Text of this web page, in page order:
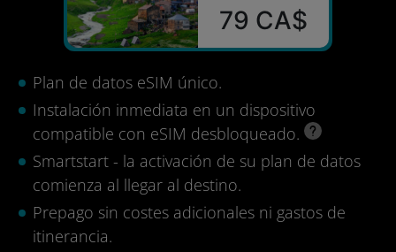
79 CA$
Plan de datos eSIM único.
Instalación inmediata en un dispositivo
compatible con eSIM desbloqueado.
Smartstart - la activación de su plan de datos
comienza al llegar al destino.
Prepago sin costes adicionales ni gastos de
itinerancia.